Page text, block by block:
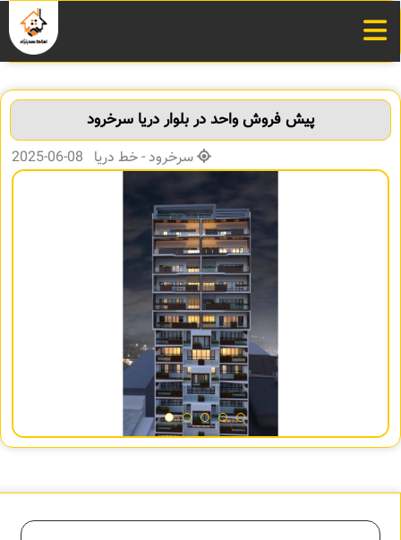
پیش فروش واحد در بلوار دریا سرخرود
سرخرود - خط دریا 08-06-2025